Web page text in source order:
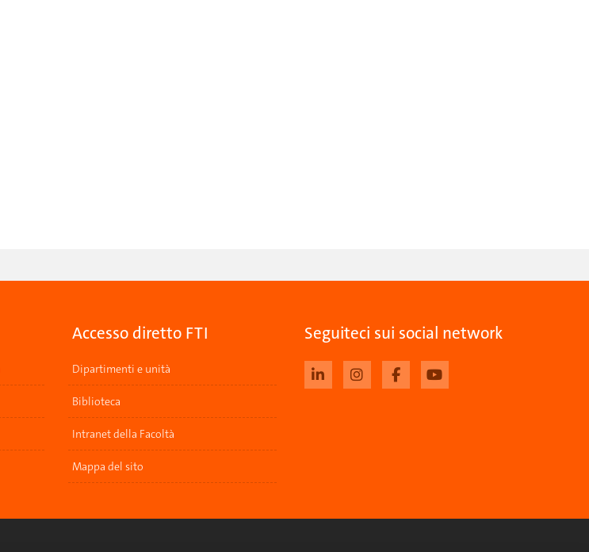
Accesso diretto FTI
Dipartimenti e unità
Biblioteca
Intranet della Facoltà
Mappa del sito
Seguiteci sui social network